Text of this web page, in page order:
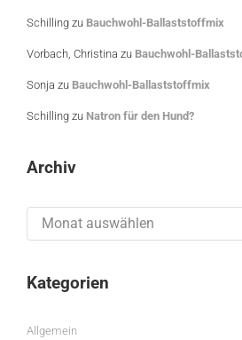
Schilling zu Bauchwohl-Ballaststoffmix
Vorbach, Christina zu Bauchwohl-
Sonja zu Bauchwohl-Ballaststoffmix
Schilling zu Natron für den Hund?
Archiv
Kategorien
Allgemein